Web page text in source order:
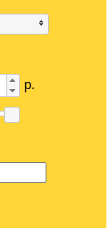
р.